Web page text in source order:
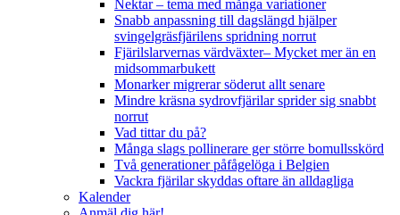
Nektar – tema med många variationer
Snabb anpassning till dagslängd hjälper
svingelgräsfjärilens spridning norrut
Fjärilslarvernas värdväxter– Mycket mer än en
midsommarbukett
Monarker migrerar söderut allt senare
Mindre kräsna sydrovfjärilar sprider sig snabbt
norrut
Vad tittar du på?
Många slags pollinerare ger större bomullsskörd
Två generationer påfågelöga i Belgien
Vackra fjärilar skyddas oftare än alldagliga
Kalender